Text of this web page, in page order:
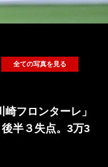
全ての写真を見る
フロンターレ」
半３失点。3万3